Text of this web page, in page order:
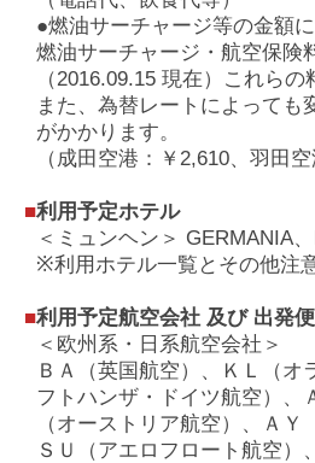
●燃油サーチャージ等の金額
燃油サーチャージ・航空保険
（2016.09.15 現在）これら
また、為替レートによって
がかかります。
（成田空港：￥2,610、羽田
■利用予定ホテル
＜ミュンヘン＞
※利用ホテル一覧とその他注
■利用予定航空会社 及び 出発
＜欧州系・日系航空会社＞
ＢＡ（英国航空）、ＫＬ（
フトハンザ・ドイツ航空）、
（オーストリア航空）、Ａ
ＳＵ（アエロフロート航空